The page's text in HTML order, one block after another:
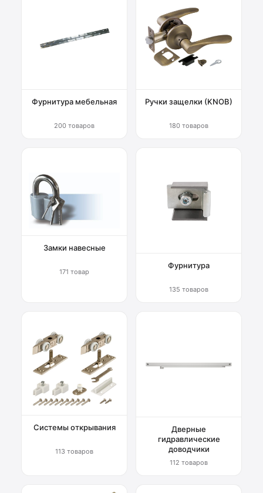
Фурнитура мебельная
200 товаров
Ручки защелки (KNOB)
180 товаров
Замки навесные
171 товар
Фурнитура
135 товаров
Системы открывания
113 товаров
Дверные
гидравлические
доводчики
112 товаров